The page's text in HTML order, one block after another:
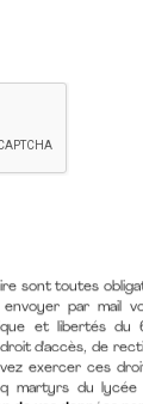
La méthode
10 avril 2026
En stock
EBOOK
après achat
sont toutes
envoyer par mail
et libertés du
d'accès, de